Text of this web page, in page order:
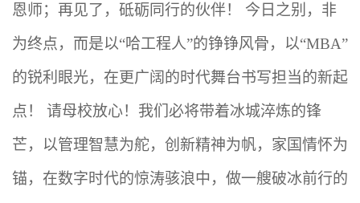
恩师；再见了，砥砺同行的伙伴！
今日之别，非
为终点，而是以“哈工程人”的铮铮风骨，以“MBA”
的锐利眼光，在更广阔的时代舞台书写担当的新起
点！ 请母校放心！我们必将带着冰城淬炼的锋
芒，以管理智慧为舵，创新精神为帆，家国情怀为
锚，在数字时代的惊涛骇浪中，做一艘破冰前行的